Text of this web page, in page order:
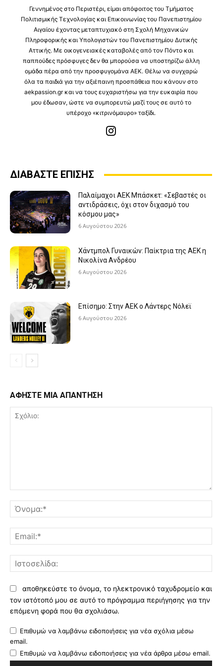
Γεννημένος στο Περιστέρι, είμαι απόφοιτος του Τμήματος
Πολιτισμικής Τεχνολογίας και Επικοινωνίας του Πανεπιστημίου
Αιγαίου έχοντας μεταπτυχιακό στη Σχολή Μηχανικών
Πληροφορικής και Υπολογιστών του Πανεπιστημίου Δυτικής
Αττικής. Με οικογενειακές καταβολές από τον Πόντο και
παππούδες πρόσφυγες δεν θα μπορούσα να υποστηρίζω άλλη
ομάδα πέρα από την προσφυγομάνα ΑΕΚ. Θέλω να συγχαρώ
όλα τα παιδιά για την αξιέπαινη προσπάθεια που κάνουν στο
aekpassion.gr και να τους ευχαριστήσω για την ευκαιρία που
μου έδωσαν, ώστε να συμπορευτώ μαζί τους σε αυτό το
υπέροχο «κιτρινόμαυρο» ταξίδι.
ΔΙΑΒΑΣΤΕ ΕΠΙΣΗΣ
Παλαίμαχοι ΑΕΚ Μπάσκετ: «Σεβαστές οι
αντιδράσεις, όχι στον διχασμό του
κόσμου μας»
6 Αυγούστου 2026
Χάντμπολ Γυναικών: Παίκτρια της ΑΕΚ η
Νικολίνα Ανδρέου
6 Αυγούστου 2026
Επίσημο: Στην ΑΕΚ ο Λάντερς Νόλεϊ
6 Αυγούστου 2026
ΑΦΗΣΤΕ ΜΙΑ ΑΠΑΝΤΗΣΗ
αποθηκεύστε το όνομα, το ηλεκτρονικό ταχυδρομείο και
τον ιστότοπό μου σε αυτό το πρόγραμμα περιήγησης για την
επόμενη φορά που θα σχολιάσω.
Επιθυμώ να λαμβάνω ειδοποιήσεις για νέα σχόλια μέσω
email.
Επιθυμώ να λαμβάνω ειδοποιήσεις για νέα άρθρα μέσω email.